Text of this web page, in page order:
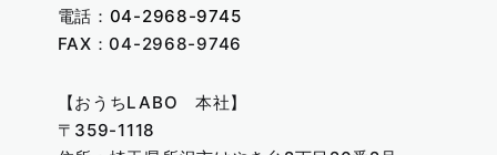
電話： 04-2968-9745
FAX：04-2968-9746
【おうちLABO 本社】
〒359-1118